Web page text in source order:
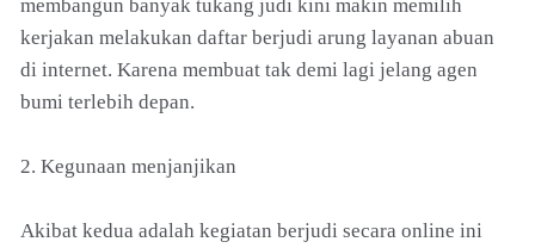
membangun banyak tukang judi kini makin memilih
kerjakan melakukan daftar berjudi arung layanan abuan
di internet. Karena membuat tak demi lagi jelang agen
bumi terlebih depan.
2. Kegunaan menjanjikan
Akibat kedua adalah kegiatan berjudi secara online ini